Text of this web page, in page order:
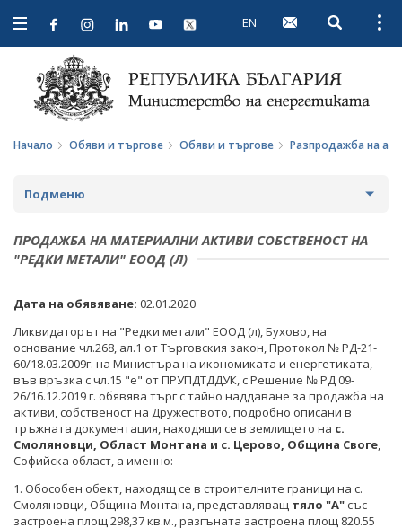
Open
navigation
EN Open
Начало Обяви и търгове Обяви и търгове Разпродажба на
Подменю
ПРОФИЛ НА КУПУВАЧА
ВЪТРЕШНИ ПРАВИЛА И ДОКУМЕНТИ
ПРОЦЕДУРИ
СЪБИРАНЕ НА ОФЕРТИ С ОБЯВИ
ПАЗАРНИ КОНСУЛТАЦИИ
СТАНОВИЩА НА АОП
ОБЯВЛЕНИЯ ЗА ПРЕДВАРИТЕЛНА ИНФОРМАЦИЯ
ПРОФИЛ НА КУПУВАЧА ДО 15.04.2016 Г.
ВЪТРЕШНИ ПРАВИЛА И ДОКУМЕНТИ
ПРОЦЕДУРИ
ПУБЛИЧНИ ПОКАНИ
ПОКАНИ
ОБЯВЛЕНИЯ ЗА ПРЕДВАРИТЕЛНА ИНФОРМАЦИЯ
ПРЕДВАРИТЕЛЕН КОНТРОЛ
СТАНОВИЩА НА АОП ПО ЗАПИТВАНИЯ
ОБЯВИ И ТЪРГОВЕ
ОБЩЕСТВЕНИ ПОРЪЧКИ ДО 2014 Г.
РАЗПРОДАЖБА НА АКТИВИ
БЮЛЕТИН ПРОДАЖБИ НА СИНДИЦИТЕ
ОБЯВИ
ТЪРГОВЕ
ПРОДАЖБА НА МАТЕРИАЛНИ АКТИВИ СОБСТВЕНОСТ НА
"РЕДКИ МЕТАЛИ" ЕООД (Л)
Дата на обявяване: 02.01.2020
Ликвидаторът на "Редки метали" ЕООД (л), Бухово, на
основание чл.268, ал.1 от Търговския закон, Протокол № РД-21-
60/18.03.2009г. на Министъра на икономиката и енергетиката,
във връзка с чл.15 "е" от ПРУПДТДДУК, с Решение № РД 09-
26/16.12.2019 г. обявява търг с тайно наддаване за продажба на
активи, собственост на Дружеството, подробно описани в
тръжната документация, находящи се в землището на с.
Смоляновци, Област Монтана и с. Церово, Община Своге,
Софийска област, а именно:
1. Обособен обект, находящ се в строителните граници на с.
Смоляновци, Община Монтана, представляващ тяло "А" със
застроена площ 298,37 кв.м., разгъната застроена площ 820.55